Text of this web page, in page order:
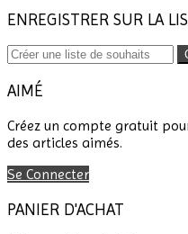
ENREGISTRER SUR LA
AIMÉ
Créez un compte gratuit
des articles aimés.
Se Connecter
PANIER D'ACHAT